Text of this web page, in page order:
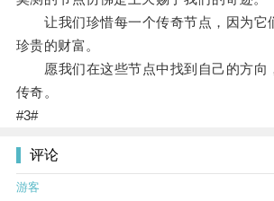
让我们珍惜每一个传奇节点，因为它
珍贵的财富。
愿我们在这些节点中找到自己的方向
传奇。
#3#
评论
游客